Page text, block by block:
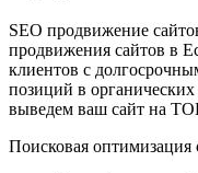
SEO продвижение
продвижения сайтов в
клиентов с
позиций в
выведем ваш сайт на
Поисковая оптимизация